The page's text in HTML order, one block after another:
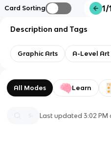
Card Sorting 1/
Description and Tags
Graphic Arts A-Level Art
All Modes Learn
Last updated3:02 PM